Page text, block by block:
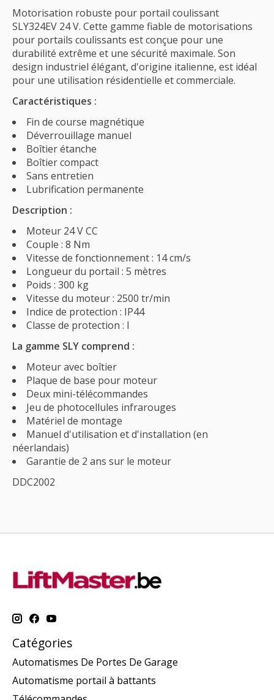
Motorisation robuste pour portail coulissant
SLY324EV 24 V. Cette gamme fiable de motorisations
pour portails coulissants est conçue pour une
durabilité extrême et une sécurité maximale. Son
design industriel élégant, d'origine italienne, est idéal
pour une utilisation résidentielle et commerciale.
Caractéristiques :
Fin de course magnétique
Déverrouillage manuel
Boîtier étanche
Boîtier compact
Sans entretien
Lubrification permanente
Description :
Moteur 24 V CC
Couple : 8 Nm
Vitesse de fonctionnement : 14 cm/s
Longueur du portail : 5 mètres
Poids : 300 kg
Vitesse du moteur : 2500 tr/min
Indice de protection : IP44
Classe de protection : I
La gamme SLY comprend :
Moteur avec boîtier
Plaque de base pour moteur
Deux mini-télécommandes
Jeu de photocellules infrarouges
Matériel de montage
Manuel d'utilisation et d'installation (en
néerlandais)
Garantie de 2 ans sur le moteur
DDC2002
Catégories
Automatismes De Portes De Garage
Automatisme portail à battants